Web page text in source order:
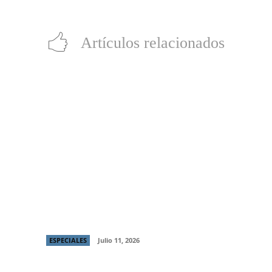
Artículos relacionados
ESPECIALES Julio 11, 2026